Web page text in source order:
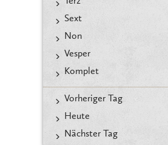
Sext
Non
Vesper
Komplet
Vorheriger Tag
Heute
Nächster Tag